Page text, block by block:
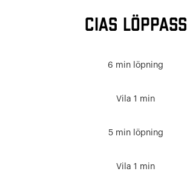
CIAS LÖPPASS
6 min löpning
Vila 1 min
5 min löpning
Vila 1 min